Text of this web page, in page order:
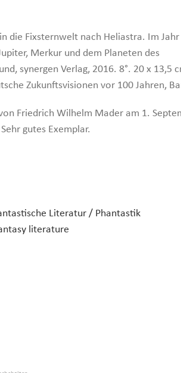
die Fixsternwelt nach Heliastra. Im Jahr
Merkur und dem Planeten des
synergen Verlag, 2016. 8°. 20 x 13,5
Zukunftsvisionen vor 100 Jahren,
Friedrich Wilhelm Mader am 1.
gutes Exemplar.
Literatur / Phantastik
literature